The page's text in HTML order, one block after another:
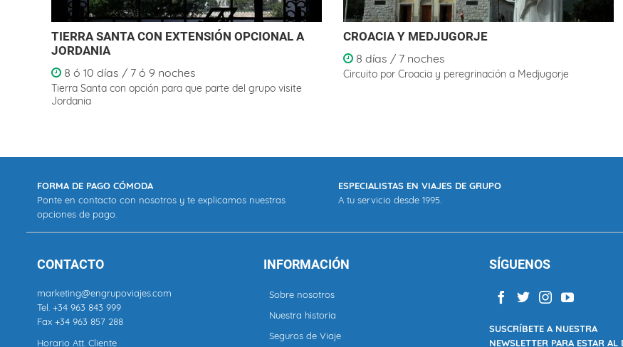
TIERRA SANTA CON EXTENSIÓN OPCIONAL A
JORDANIA
8 ó 10 días / 7 ó 9 noches
Tierra Santa con opción para que parte del grupo visite
Jordania
CROACIA Y MEDJUGORJE
8 días / 7 noches
Circuito por Croacia y peregrinación a Medjugorje
FORMA DE PAGO CÓMODA
Ponte en contacto con nosotros y te explicamos nuestras
opciones de pago.
ESPECIALISTAS EN VIAJES DE GRUPO
A tu servicio desde 1995.
CONTACTO
marketing@engrupoviajes.com
Tel. +34 963 843 999
Fax +34 963 857 288
Horario Att. Cliente
INFORMACIÓN
Sobre nosotros
Nuestra historia
Seguros de Viaje
SÍGUENOS
SUSCRÍBETE A NUESTRA
NEWSLETTER PARA ESTAR AL